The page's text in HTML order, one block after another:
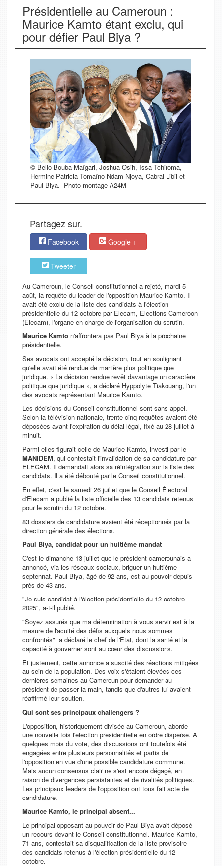
Présidentielle au Cameroun :
Maurice Kamto étant exclu, qui
pour défier Paul Biya ?
© Bello Bouba Maïgari, Joshua Osih, Issa Tchiroma,
Hermine Patricia Tomaïno Ndam Njoya, Cabral Libii et
Paul Biya.- Photo montage A24M
Partagez sur.
Facebook Google +
Tweeter
Au Cameroun, le Conseil constitutionnel a rejeté, mardi 5
août, la requête du leader de l'opposition Maurice Kamto. Il
avait été exclu de la liste des candidats à l'élection
présidentielle du 12 octobre par Elecam, Elections Cameroon
(Elecam), l'organe en charge de l'organisation du scrutin.
Maurice Kamto n'affrontera pas Paul Biya à la prochaine
présidentielle.
Ses avocats ont accepté la décision, tout en soulignant
qu'elle avait été rendue de manière plus politique que
juridique. « La décision rendue revêt davantage un caractère
politique que juridique », a déclaré Hyppolyte Tiakouang, l'un
des avocats représentant Maurice Kamto.
Les décisions du Conseil constitutionnel sont sans appel.
Selon la télévision nationale, trente-cinq requêtes avaient été
déposées avant l'expiration du délai légal, fixé au 28 juillet à
minuit.
Parmi elles figurait celle de Maurice Kamto, investi par le
MANIDEM, qui contestait l'invalidation de sa candidature par
ELECAM. Il demandait alors sa réintégration sur la liste des
candidats. Il a été débouté par le Conseil constitutionnel.
En effet, c'est le samedi 26 juillet que le Conseil Électoral
d'Elecam a publié la liste officielle des 13 candidats retenus
pour le scrutin du 12 octobre.
83 dossiers de candidature avaient été réceptionnés par la
direction générale des élections.
Paul Biya, candidat pour un huitième mandat
C'est le dimanche 13 juillet que le président camerounais a
annoncé, via les réseaux sociaux, briguer un huitième
septennat. Paul Biya, âgé de 92 ans, est au pouvoir depuis
près de 43 ans.
"Je suis candidat à l'élection présidentielle du 12 octobre
2025", a-t-il publié.
"Soyez assurés que ma détermination à vous servir est à la
mesure de l'acuité des défis auxquels nous sommes
confrontés", a déclaré le chef de l'Etat, dont la santé et la
capacité à gouverner sont au cœur des discussions.
Et justement, cette annonce a suscité des réactions mitigées
au sein de la population. Des voix s'étaient élevées ces
dernières semaines au Cameroun pour demander au
président de passer la main, tandis que d'autres lui avaient
réaffirmé leur soutien.
Qui sont ses principaux challengers ?
L'opposition, historiquement divisée au Cameroun, aborde
une nouvelle fois l'élection présidentielle en ordre dispersé. À
quelques mois du vote, des discussions ont toutefois été
engagées entre plusieurs personnalités et partis de
l'opposition en vue d'une possible candidature commune.
Mais aucun consensus clair ne s'est encore dégagé, en
raison de divergences persistantes et de rivalités politiques.
Les principaux leaders de l'opposition ont tous fait acte de
candidature.
Maurice Kamto, le principal absent...
Le principal opposant au pouvoir de Paul Biya avait déposé
un recours devant le Conseil constitutionnel. Maurice Kamto,
71 ans, contestait sa disqualification de la liste provisoire
des candidats retenus à l'élection présidentielle du 12
octobre.